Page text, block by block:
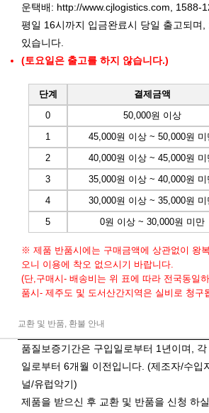
운택배: http://www.cjlogistics.com , 1588-
평일 16시까지 입금완료시 당일 출고되며
있습니다.
(토요일은 출고를 하지 않습니다.)
단계 결제금액
0
50,000원 이상
1
45,000원 이상 ~ 50,000원 미
2
40,000원 이상 ~ 45,000원 미
3
35,000원 이상 ~ 40,000원 미
4
30,000원 이상 ~ 35,000원 미
5
0원 이상 ~ 30,000원 미만
※ 제품 반품시에는 구매금액에 상관없이 왕
오니 이용에 착오 없으시기 바랍니다.
(단,구매시- 배송비는 위 표에 따라 전국동일
품시- 제주도 및 도서산간지역은 실비로 청구
교환 및 반품, 환불 안내
품질보증기간은 구입일로부터 1년이며,
일로부터 6개월 이전입니다. (제조자/수입
널/유럽악기)
제품을 받으신 후 교환 및 반품을 신청 하